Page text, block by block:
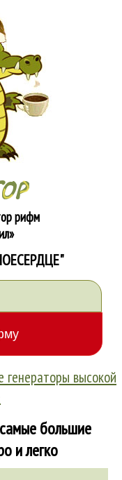
рифм
высокой
большие
и легко